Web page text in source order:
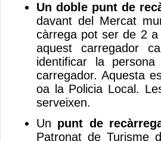
Un doble punt de
davant del Mercat
càrrega pot ser de 2
aquest carregador
identificar la
carregador. Aquesta
oa la Policia Local.
serveixen.
Un punt de
Patronat de Turisme